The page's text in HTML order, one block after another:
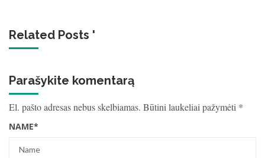
Related Posts '
Parašykite komentarą
El. pašto adresas nebus skelbiamas. Būtini laukeliai pažymėti *
NAME*